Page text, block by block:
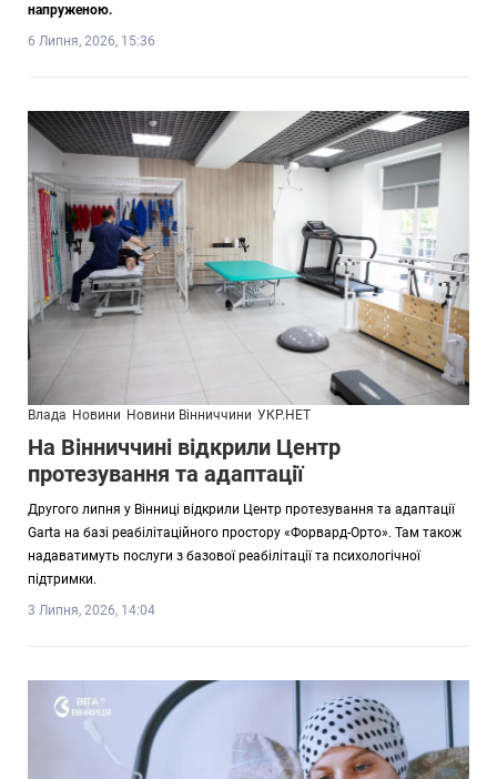
напруженою.
6 Липня, 2026, 15:36
Влада Новини Новини Вінниччини УКР.НЕТ
На Вінниччині відкрили Центр
протезування та адаптації
Другого липня у Вінниці відкрили Центр протезування та адаптації
Garta на базі реабілітаційного простору «Форвард-Орто». Там також
надаватимуть послуги з базової реабілітації та психологічної
підтримки.
3 Липня, 2026, 14:04